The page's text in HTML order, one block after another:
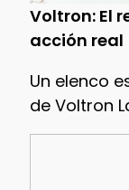
Voltron: El
acción real
Un elenco
de Voltron